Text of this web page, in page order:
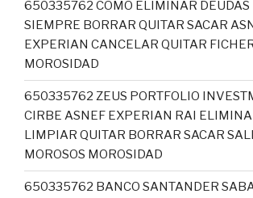
650335762 COMO ELIMINAR DEUDAS
SIEMPRE BORRAR QUITAR SACAR
EXPERIAN CANCELAR QUITAR
MOROSIDAD
650335762 ZEUS PORTFOLIO
CIRBE ASNEF EXPERIAN RAI
LIMPIAR QUITAR BORRAR SACAR
MOROSOS MOROSIDAD
650335762 BANCO SANTANDER